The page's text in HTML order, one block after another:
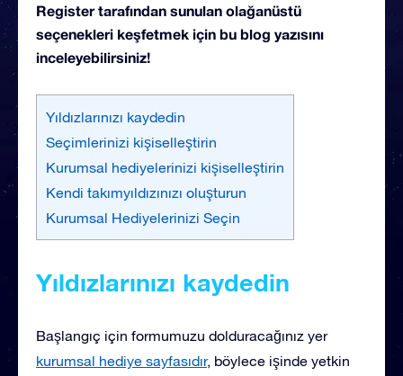
Register tarafından sunulan olağanüstü
seçenekleri keşfetmek için bu blog yazısını
inceleyebilirsiniz!
Yıldızlarınızı kaydedin
Seçimlerinizi kişiselleştirin
Kurumsal hediyelerinizi kişiselleştirin
Kendi takımyıldızınızı oluşturun
Kurumsal Hediyelerinizi Seçin
Yıldızlarınızı kaydedin
Başlangıç için formumuzu dolduracağınız yer
kurumsal hediye sayfasıdır, böylece işinde yetkin